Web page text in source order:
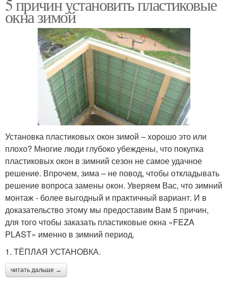
окна зимой
Установка пластиковых окон зимой – хорошо это или
плохо? Многие люди глубоко убеждены, что покупка
пластиковых окон в зимний сезон не самое удачное
решение. Впрочем, зима – не повод, чтобы откладывать
решение вопроса замены окон. Уверяем Вас, что зимний
монтаж - более выгодный и практичный вариант. И в
доказательство этому мы предоставим Вам 5 причин,
для того чтобы заказать пластиковые окна «FEZA
PLAST» именно в зимний период.
1. ТЁПЛАЯ УСТАНОВКА.
читать дальше →